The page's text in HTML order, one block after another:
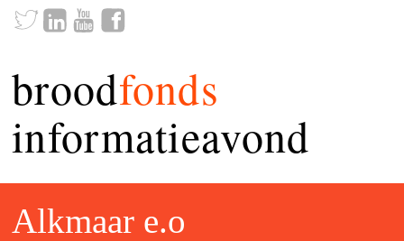
broodfonds
informatieavond
Alkmaar e.o